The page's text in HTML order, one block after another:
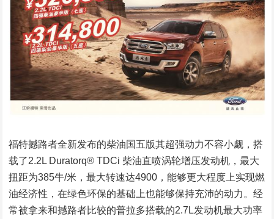
福特撼路者全新发布的柴油国五版其超强动力不容小觑，搭
载了2.2L Duratorq® TDCi 柴油直喷涡轮增压发动机，最大
扭距为385牛/米，最大转速达4900，能够更大程度上实现燃
油经济性，在绿色环保的基础上也能够保持充沛的动力。经
常被拿来和撼路者比较的普拉多搭载的2.7L发动机最大功率